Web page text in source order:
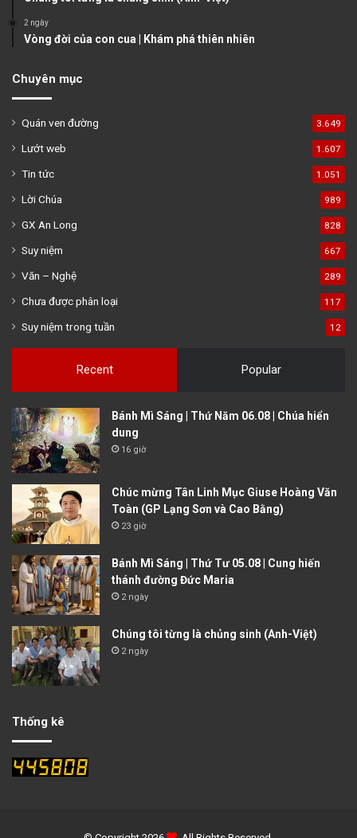
2 ngày
Vòng đời của con cua | Khám phá thiên nhiên
Chuyên mục
Quán ven đường 3.649
Lướt web 1.607
Tin tức 1.051
Lời Chúa 989
GX An Long 828
Suy niệm 667
Văn – Nghệ 289
Chưa được phân loại 117
Suy niệm trong tuần 12
Recent Popular
Bánh Mì Sáng | Thứ Năm 06.08 | Chúa hiển
dung
16 giờ
Chúc mừng Tân Linh Mục Giuse Hoàng Văn
Toàn (GP Lạng Sơn và Cao Bằng)
23 giờ
Bánh Mì Sáng | Thứ Tư 05.08 | Cung hiến
thánh đường Đức Maria
2 ngày
Chúng tôi từng là chủng sinh (Anh-Việt)
2 ngày
Thống kê